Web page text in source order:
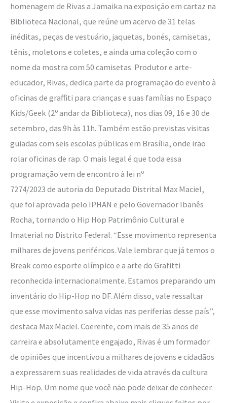
homenagem de Rivas a Jamaika na exposição em cartaz na
Biblioteca Nacional, que reúne um acervo de 31 telas
inéditas, peças de vestuário, jaquetas, bonés, camisetas,
tênis, moletons e coletes, e ainda uma coleção com o
nome da mostra com 50 camisetas. Produtor e arte-
educador, Rivas, dedica parte da programação do evento à
oficinas de graffiti para crianças e suas famílias no Espaço
Kids/Geek (2º andar da Biblioteca), nos dias 09, 16 e 30 de
setembro, das 9h às 11h. Também estão previstas visitas
guiadas com seis escolas públicas em Brasília, onde irão
rolar oficinas de rap. O mais legal é que toda essa
programação vem de encontro à lei nº
7274/2023 de autoria do Deputado Distrital Max Maciel,
que foi aprovada pelo IPHAN e pelo Governador Ibanês
Rocha, tornando o Hip Hop Patrimônio Cultural e
Imaterial no Distrito Federal. “Esse movimento representa
milhares de jovens periféricos. Vale lembrar que já temos o
Break como esporte olímpico e a arte do Grafitti
reconhecida internacionalmente. Estamos preparando um
inventário do Hip-Hop no DF. Além disso, vale ressaltar
que esse movimento salva vidas nas periferias desse país”,
destaca Max Maciel. Coerente, com mais de 35 anos de
carreira e absolutamente engajado, Rivas é um formador
de opiniões que incentivou a milhares de jovens e cidadãos
a expressarem suas realidades de vida através da cultura
Hip-Hop. Um nome que você não pode deixar de conhecer.